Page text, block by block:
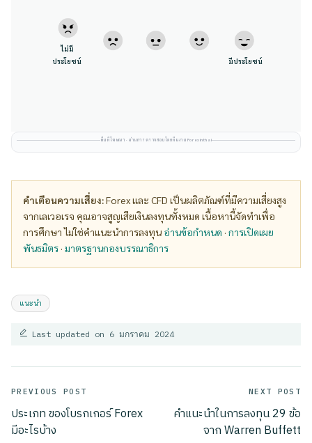
ไม่มี
ประโยชน์
มีประโยชน์
พื้นที่โฆษณา · ผ่านการตรวจสอบโดยทีมงาน Forexinthai
คำเตือนความเสี่ยง:Forex และ CFD เป็นผลิตภัณฑ์ที่มีความเสี่ยงสูง
จากเลเวอเรจ คุณอาจสูญเสียเงินลงทุนทั้งหมด เนื้อหานี้จัดทำเพื่อ
การศึกษา ไม่ใช่คำแนะนำการลงทุน อ่านข้อกำหนด · การเปิดเผย
พันธมิตร · มาตรฐานกองบรรณาธิการ
Tags:
แนะนำ
Last updated on 6 มกราคม 2024
Post
navigation
PREVIOUS POST
ประเภท ของโบรกเกอร์ Forex
มีอะไรบ้าง
NEXT POST
คำแนะนำในการลงทุน 29 ข้อ
จาก Warren Buffett